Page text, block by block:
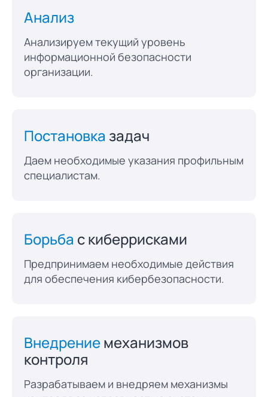
Анализ
Анализируем текущий уровень
информационной безопасности
организации.
Постановка задач
Даем необходимые указания профильным
специалистам.
Борьба с киберрисками
Предпринимаем необходимые действия
для обеспечения кибербезопасности.
Внедрениемеханизмов
контроля
Разрабатываем и внедряем механизмы